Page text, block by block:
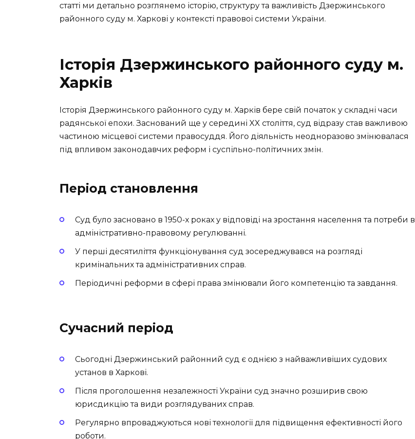
статті ми детально розглянемо історію, структуру та важливість Дзержинського
районного суду м. Харкові у контексті правової системи України.
Історія Дзержинського районного суду м.
Харків
Історія Дзержинського районного суду м. Харків бере свій початок у складні часи
радянської епохи. Заснований ще у середині XX століття, суд відразу став важливою
частиною місцевої системи правосуддя. Його діяльність неодноразово змінювалася
під впливом законодавчих реформ і суспільно-політичних змін.
Період становлення
Суд було засновано в 1950-х роках у відповіді на зростання населення та потреби в
адміністративно-правовому регулюванні.
У перші десятиліття функціонування суд зосереджувався на розгляді
кримінальних та адміністративних справ.
Періодичні реформи в сфері права змінювали його компетенцію та завдання.
Сучасний період
Сьогодні Дзержинський районний суд є однією з найважливіших судових
установ в Харкові.
Після проголошення незалежності України суд значно розширив свою
юрисдикцію та види розглядуваних справ.
Регулярно впроваджуються нові технології для підвищення ефективності його
роботи.